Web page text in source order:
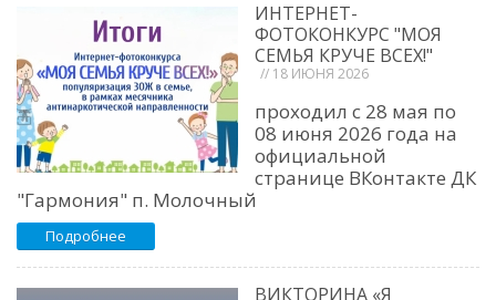
ИНТЕРНЕТ-
ФОТОКОНКУРС "МОЯ
СЕМЬЯ КРУЧЕ ВСЕХ!"
// 18 ИЮНЯ 2026
проходил с 28 мая по
08 июня 2026 года на
официальной
странице ВКонтакте ДК
"Гармония" п. Молочный
Подробнее
ВИКТОРИНА «Я